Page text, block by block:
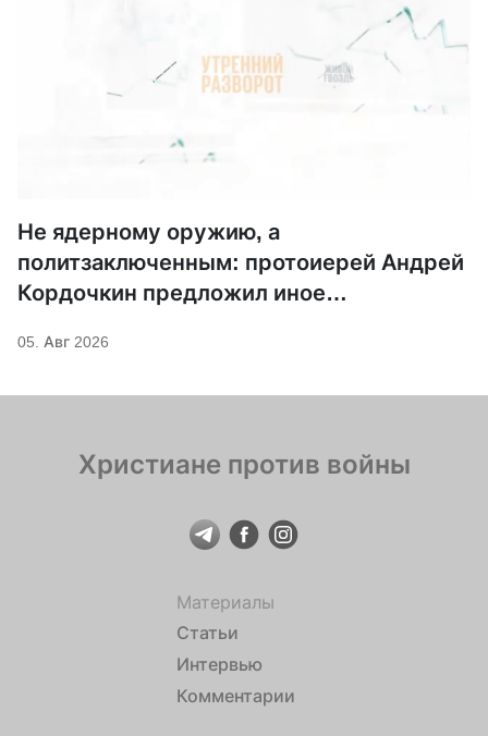
Не ядерному оружию, а
политзаключенным: протоиерей Андрей
Кордочкин предложил иное
Саровского
05. Авг 2026
Христиане против войны
Материалы
Статьи
Интервью
Комментарии